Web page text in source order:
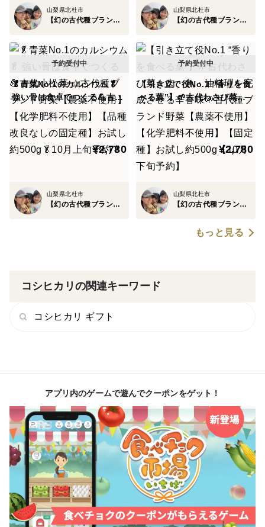
では一体なぜ星空ファームの創り上げる古代種ブランド
野菜が多くの人が求めて止まないのか？3つの古代種の
真価を公開します👀
🥬星空ファーム古代種ブランド野菜の真価①🥬～市場流
現代の多くの野菜は、大量生産や流通効率を目的に品種
改良され、味や香りが均一化される代わりに、個性の多
古代種ブランド野菜は単なる農作物ではなく、何世紀に
受け継がれ、ほぼ改良はされていないので野菜本来の風
古代種ブランド野菜の市場流通はわずか1%にも満たな
いまさに幻の伝統野菜なのです🥬
更に【農薬不使用】【化学肥料不使用】【除草剤不使
用】【動物性肥料不使用】まさに自然の力のみで古代種
の野菜たちを育て上げています。
🥬星空ファーム古代種ブランド野菜の真価②🥬～『子供
山梨県北杜市
【幻の古代種ブランド野菜】星空ファーム
山梨県北杜市
【幻の古代種ブランド野菜】星空ファーム
🥬青菜No.1のカルシウム🥬
強い骨は食卓でつくる💪古代
小松菜 ☆古代種ブランド野菜
【農薬不使用】【化学肥料不
使用】【品種改良なしの固定
種】お試し約500g🥬10月上
¥2,780
山梨県北杜市
【幻の古代種ブランド野菜】星空ファーム
【引き立て役No.1 “香りを食
べる葉”】🌱古代わさび菜☆
肉・魚・油料理を完成させる
辛香味🌱古代種ブランド野菜
【農薬不使用】【化学肥料不
使用】【固定種】お試し約50
0g【10月下旬予約】
¥2,780
山梨県北杜市
【幻の古代種ブランド野菜】星空ファーム
もっと見る
コシヒカリの関連キーワード
コシヒカリ ギフト
アプリ内のゲームで遊んでクーポンをゲット！